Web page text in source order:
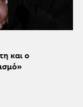
και ο